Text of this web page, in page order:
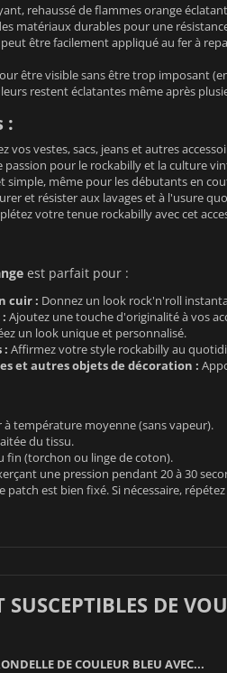
rehaussé de flammes orange
matériaux durables pour une
être facilement appliqué au fer à
être visible sans être trop imposant
restent éclatantes même après
:
vos vestes, sacs, jeans et autres
passion pour le rockabilly et la culture
simple, même pour les débutants en
et résister aux lavages et à l'usure
votre tenue rockabilly avec cet
est parfait pour :
cuir : Donnez un look rock'n'roll
Ajoutez une touche d'originalité à vos
un look unique et personnalisé.
: Affirmez votre style rockabilly au
et autres objets de décoration :
température moyenne (sans vapeur).
du tissu.
fin (torchon ou linge de coton).
une pression pendant 20 à 30
patch est bien fixé. Si nécessaire,
DE
DE COULEUR BLEU AVEC...